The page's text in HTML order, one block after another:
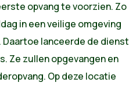
opvang te voorzien. Zo
in een veilige omgeving
lanceerde de dienst
Ze zullen opgevangen en
Op deze locatie